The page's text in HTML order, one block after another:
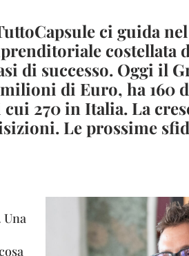
ci guida
costellata
di successo. Oggi il
milioni di Euro, ha 160
270 in Italia. La
Le prossime
Una